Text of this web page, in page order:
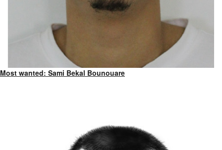
Most wanted: Sami Bekal Bounouare